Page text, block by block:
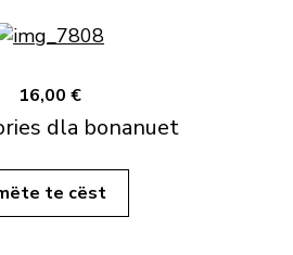
16,00 €
dla bonanuet
te cëst